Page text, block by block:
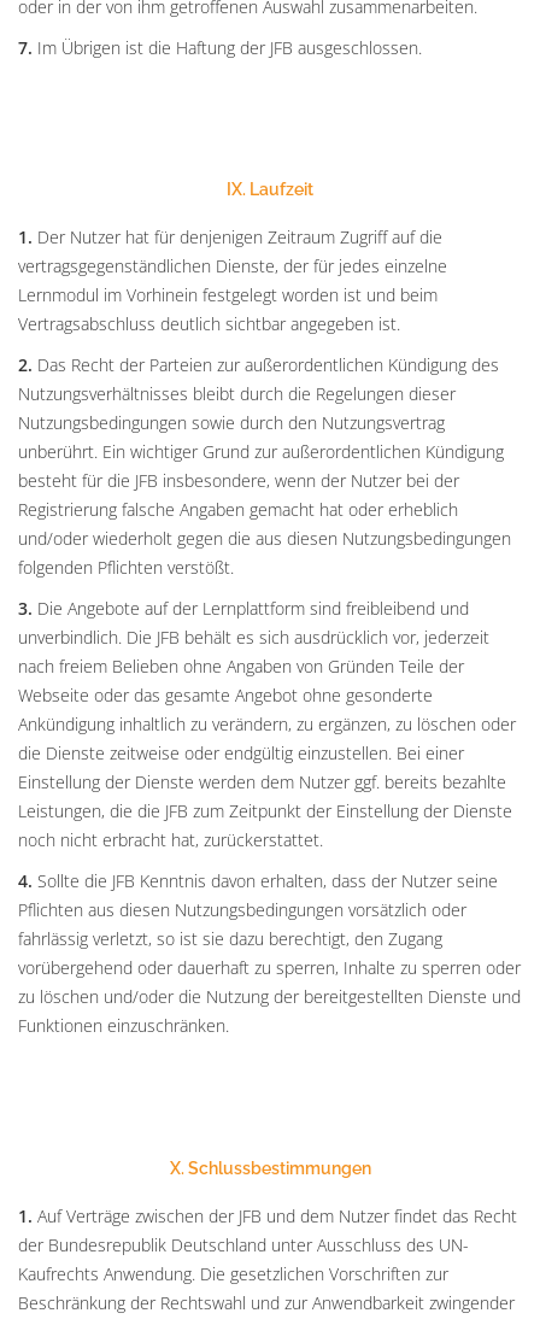
oder in der von ihm getroffenen Auswahl zusammenarbeiten.
7. Im Übrigen ist die Haftung der JFB ausgeschlossen.
IX. Laufzeit
1. Der Nutzer hat für denjenigen Zeitraum Zugriff auf die
vertragsgegenständlichen Dienste, der für jedes einzelne
Lernmodul im Vorhinein festgelegt worden ist und beim
Vertragsabschluss deutlich sichtbar angegeben ist.
2. Das Recht der Parteien zur außerordentlichen Kündigung des
Nutzungsverhältnisses bleibt durch die Regelungen dieser
Nutzungsbedingungen sowie durch den Nutzungsvertrag
unberührt. Ein wichtiger Grund zur außerordentlichen Kündigung
besteht für die JFB insbesondere, wenn der Nutzer bei der
Registrierung falsche Angaben gemacht hat oder erheblich
und/oder wiederholt gegen die aus diesen Nutzungsbedingungen
folgenden Pflichten verstößt.
3. Die Angebote auf der Lernplattform sind freibleibend und
unverbindlich. Die JFB behält es sich ausdrücklich vor, jederzeit
nach freiem Belieben ohne Angaben von Gründen Teile der
Webseite oder das gesamte Angebot ohne gesonderte
Ankündigung inhaltlich zu verändern, zu ergänzen, zu löschen oder
die Dienste zeitweise oder endgültig einzustellen. Bei einer
Einstellung der Dienste werden dem Nutzer ggf. bereits bezahlte
Leistungen, die die JFB zum Zeitpunkt der Einstellung der Dienste
noch nicht erbracht hat, zurückerstattet.
4. Sollte die JFB Kenntnis davon erhalten, dass der Nutzer seine
Pflichten aus diesen Nutzungsbedingungen vorsätzlich oder
fahrlässig verletzt, so ist sie dazu berechtigt, den Zugang
vorübergehend oder dauerhaft zu sperren, Inhalte zu sperren oder
zu löschen und/oder die Nutzung der bereitgestellten Dienste und
Funktionen einzuschränken.
X. Schlussbestimmungen
1. Auf Verträge zwischen der JFB und dem Nutzer findet das Recht
der Bundesrepublik Deutschland unter Ausschluss des UN-
Kaufrechts Anwendung. Die gesetzlichen Vorschriften zur
Beschränkung der Rechtswahl und zur Anwendbarkeit zwingender